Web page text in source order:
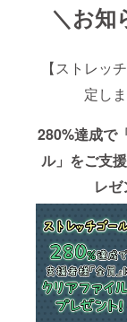
＼お
【ストレッ
定し
280%達成で
ル」をご支
レ